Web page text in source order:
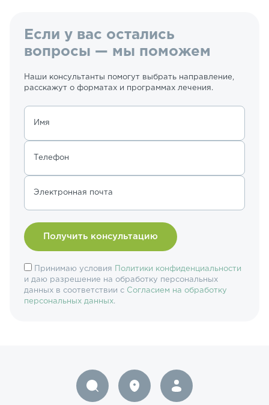
Если у вас остались
вопросы — мы поможем
Наши консультанты помогут выбрать направление,
расскажут о форматах и программах лечения.
Имя
Телефон
Электронная почта
Принимаю условия
Политики конфиденциальности
и даю разрешение на обработку персональных
данных в соответствии с Согласием на обработку
персональных данных.